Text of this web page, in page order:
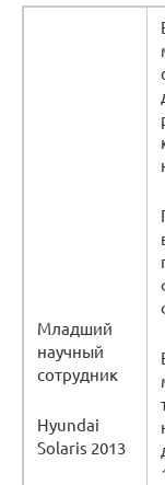
Младший
научный
сотрудник
Hyundai
Solaris 2013